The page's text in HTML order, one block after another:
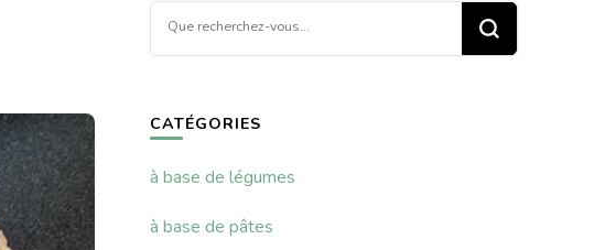
CATÉGORIES
à base de légumes
à base de pâtes